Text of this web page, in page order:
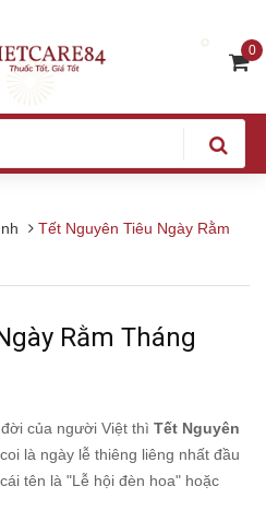
0
Tết Nguyên Tiêu Ngày Rằm
Rằm Tháng
của người Việt thì Tết Nguyên
là ngày lễ thiêng liêng nhất đầu
tên là "Lễ hội đèn hoa" hoặc